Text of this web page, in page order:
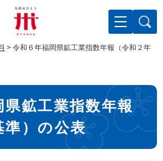
> 令和６年福岡県鉱工業指数年報（令和２年
県鉱工業指数年報
準）の公表